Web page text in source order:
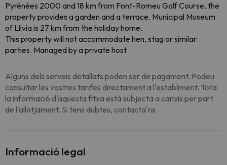
Pyrénées 2000 and 18 km from Font-Romeu Golf Course, the
property provides a garden and a terrace. Municipal Museum
of Llivia is 27 km from the holiday home.
This property will not accommodate hen, stag or similar
parties. Managed by a private host
Alguns dels serveis detallats poden ser de pagament. Podeu
consultar les vostres tarifes directament a l'establiment. Tota
la informació d'aquesta fitxa està subjecta a canvis per part
de l'allotjament. Si tens dubtes, contacta'ns.
Informació legal